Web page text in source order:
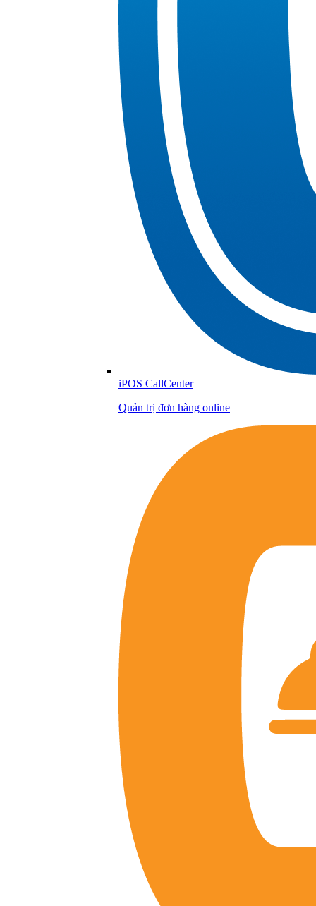
iPOS CallCenter
Quản trị đơn hàng online